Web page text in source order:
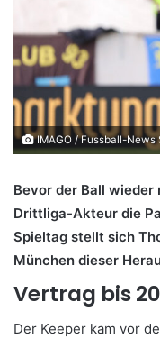
IMAGO / Fussball-News
Bevor der Ball
Drittliga-Akteur die
Spieltag stellt sich
München dieser
Vertrag bis
Der Keeper kam vor